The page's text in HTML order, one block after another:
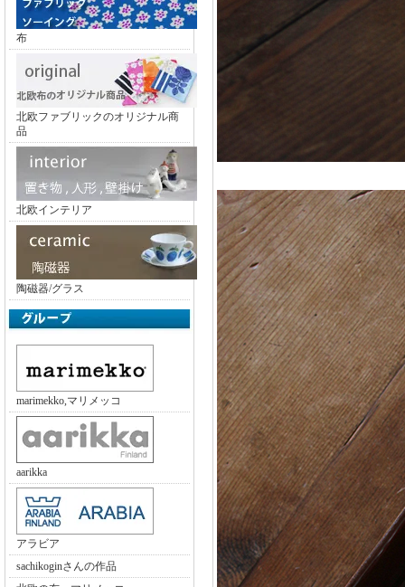
布
北欧ファブリックのオリジナル商
品
北欧インテリア
陶磁器/グラス
marimekko,マリメッコ
aarikka
アラビア
sachikoginさんの作品